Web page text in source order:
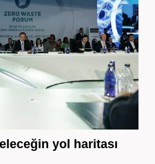
yol haritası